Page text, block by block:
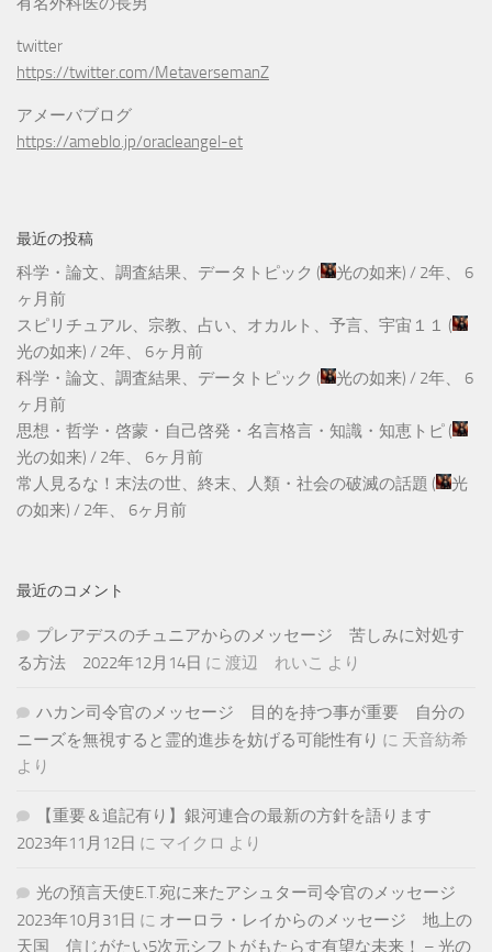
twitter
https://twitter.com/MetaversemanZ
アメーバブログ
https://ameblo.jp/oracleangel-et
最近の投稿
科学・論文、調査結果、データトピック ( 光の如来) / 2年、 6
ヶ月前
スピリチュアル、宗教、占い、オカルト、予言、宇宙１１ (
光の如来) / 2年、 6ヶ月前
科学・論文、調査結果、データトピック ( 光の如来) / 2年、 6
ヶ月前
思想・哲学・啓蒙・自己啓発・名言格言・知識・知恵トピ (
光の如来) / 2年、 6ヶ月前
常人見るな！末法の世、終末、人類・社会の破滅の話題 (
光
の如来) / 2年、 6ヶ月前
最近のコメント
プレアデスのチュニアからのメッセージ 苦しみに対処す
る方法 2022年12月14日 に 渡辺 れいこ より
ハカン司令官のメッセージ 目的を持つ事が重要 自分の
ニーズを無視すると霊的進歩を妨げる可能性有り に 天音紡希
より
【重要＆追記有り】銀河連合の最新の方針を語ります
2023年11月12日 に マイクロ より
光の預言天使E.T.宛に来たアシュター司令官のメッセージ
2023年10月31日 に オーロラ・レイからのメッセージ 地上の
天国 信じがたい5次元シフトがもたらす有望な未来！ – 光の